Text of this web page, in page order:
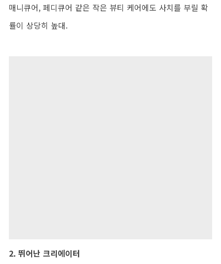
매니큐어, 페디큐어 같은 작은 뷰티 케어에도 사치를 부릴 확
률이 상당히 높대.
2. 뛰어난 크리에이터